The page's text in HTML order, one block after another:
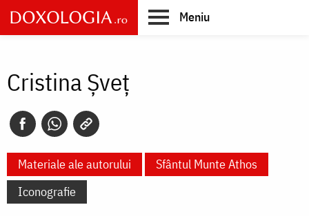
Skip
to
main
Meniu
Cristina Șveț
Materiale ale autorului
Sfântul Munte Athos
Iconografie